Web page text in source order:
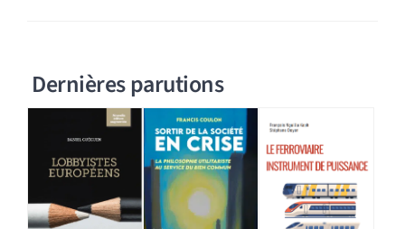
Dernières parutions